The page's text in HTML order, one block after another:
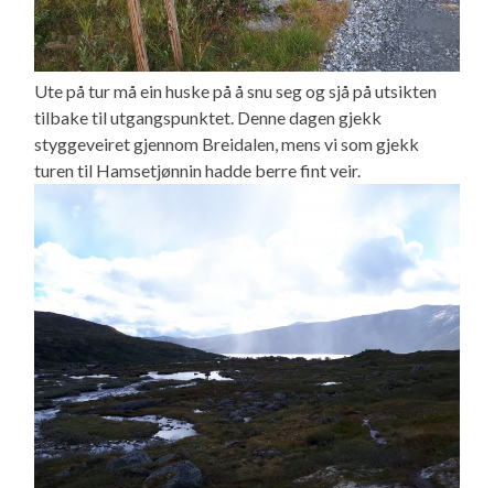
Ute på tur må ein huske på å snu seg og sjå på utsikten
tilbake til utgangspunktet. Denne dagen gjekk
styggeveiret gjennom Breidalen, mens vi som gjekk
turen til Hamsetjønnin hadde berre fint veir.